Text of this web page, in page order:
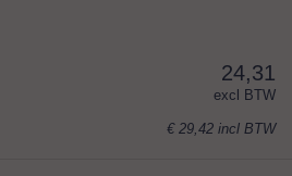
24,31
excl BTW
€ 29,42 incl BTW